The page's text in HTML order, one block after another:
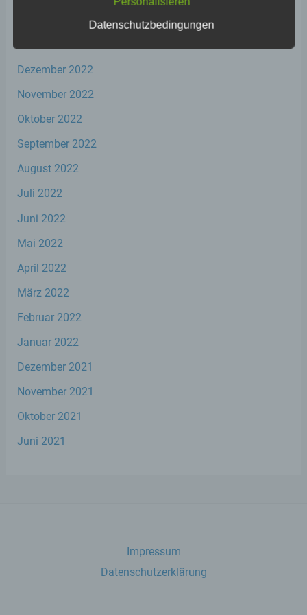
Dezember 2022
November 2022
Oktober 2022
September 2022
August 2022
Juli 2022
Juni 2022
Mai 2022
April 2022
März 2022
Februar 2022
Januar 2022
Dezember 2021
November 2021
Oktober 2021
Juni 2021
Impressum
Datenschutzerklärung
a) personenbezogene Daten
Informationen, die sich auf eine identifizierte
Folgenden „betroffene Person") beziehen.
Person angesehen, die direkt oder indirekt,
Kennung wie einem Namen, zu einer
mehreren besonderen Merkmalen, die
Ausdruck der physischen, physiologischen,
natürlichen Person sind, identifiziert werden
b) betroffene Person
identifizierbare natürliche Person, deren
Verarbeitung Verantwortlichen verarbeitet
Organisation, das Ordnen, die Speicherung,
die Anpassung oder Veränderung, das
Auslesen, das Abfragen, die Verwendung,
Datenschutzbedingungen